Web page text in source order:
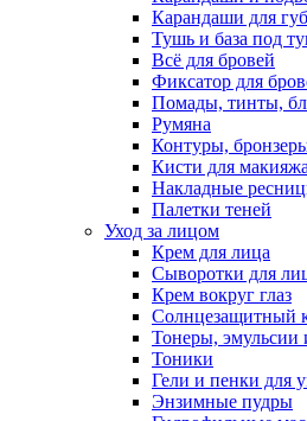
Карандаши для губ
Тушь и база под
Всё для бровей
Фиксатор для
Помады, тинты,
Румяна
Контуры,
Кисти для макияжа
Накладные
Палетки теней
Уход за лицом
Крем для лица
Сыворотки для
Крем вокруг глаз
Солнцезащитный
Тонеры, эмульсии
Тоники
Гели и пенки для
Энзимные пудры